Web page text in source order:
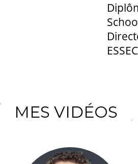
ESSEC
MES VIDÉOS